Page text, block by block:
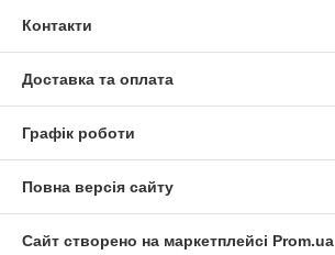
Контакти
Доставка та оплата
Графік роботи
Повна версія сайту
Сайт створено на маркетплейсі Prom.ua